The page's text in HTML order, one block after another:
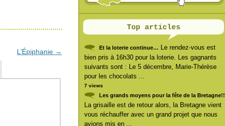
L’Épiphanie →
Top articles
Et la loterie continue… Le rendez-vous est
bien pris à 16h30 pour la loterie. Les gagnants
suivants sont : Le 5 décembre, Marie-Thérèse
pour les chocolats ...
7 views
Les grands moyens pour la fête de la Bretagne!!
La grisaille est de retour alors, la Bretagne vient
vous réchauffer avec un grand projet que nous
avions mis en ...